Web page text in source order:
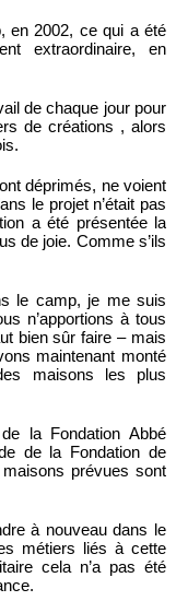
en 2002, ce qui a été
extraordinaire, en
de chaque jour pour
de créations , alors
déprimés, ne voient
le projet n’était pas
a été présentée la
de joie. Comme s’ils
le camp, je me suis
n’apportions à tous
bien sûr faire – mais
maintenant monté
maisons les plus
la Fondation Abbé
de la Fondation de
prévues sont
à nouveau dans le
métiers liés à cette
cela n’a pas été